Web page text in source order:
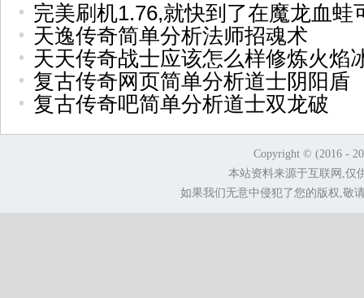
完美刷机1.76,就快到了在魔龙血蛙
天逸传奇简单分析法师招魂术
天天传奇战士应该怎么样修炼火焰
复古传奇网页简单分析道士阴阳盾
复古传奇吧简单分析道士双龙破
Copyright © (2016 -
本站资料来源于互联网,仅
如果我们无意中侵犯了您的版权,敬